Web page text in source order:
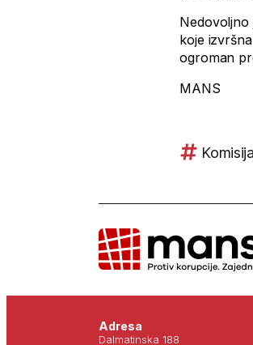
koje
ogroman
MANS
Adresa
Dalmatinska 188